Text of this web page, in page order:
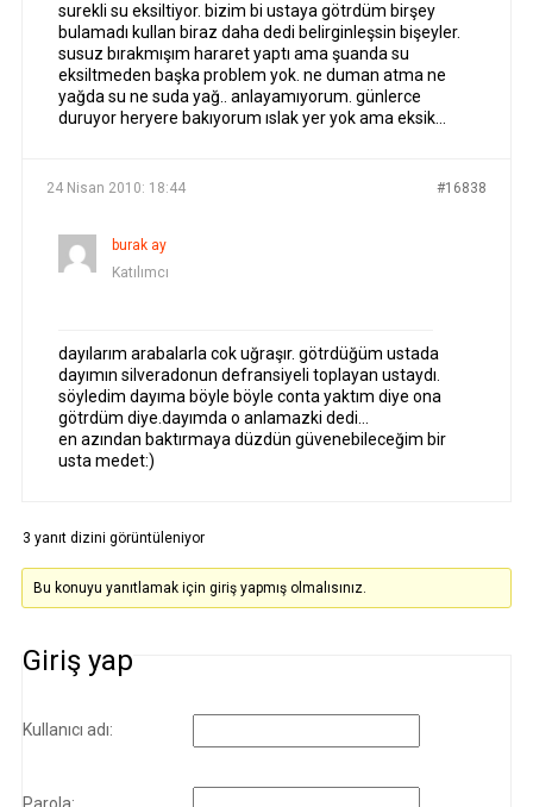
surekli su eksiltiyor. bizim bi ustaya götrdüm birşey
bulamadı kullan biraz daha dedi belirginleşsin bişeyler.
susuz bırakmışım hararet yaptı ama şuanda su
eksiltmeden başka problem yok. ne duman atma ne
yağda su ne suda yağ.. anlayamıyorum. günlerce
duruyor heryere bakıyorum ıslak yer yok ama eksik…
24 Nisan 2010: 18:44 #16838
burak ay
Katılımcı
dayılarım arabalarla cok uğraşır. götrdüğüm ustada
dayımın silveradonun defransiyeli toplayan ustaydı.
söyledim dayıma böyle böyle conta yaktım diye ona
götrdüm diye.dayımda o anlamazki dedi…
en azından baktırmaya düzdün güvenebileceğim bir
usta medet:)
3 yanıt dizini görüntüleniyor
Bu konuyu yanıtlamak için giriş yapmış olmalısınız.
Giriş yap
Kullanıcı adı:
Parola: